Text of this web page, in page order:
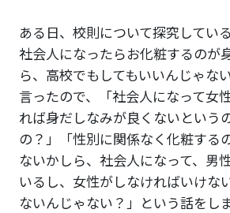
ある日、校則について探究してい
社会人になったらお化粧するのが
ら、高校でもしてもいいんじゃな
言ったので、「社会人になって女
れば身だしなみが良くないという
の？」「性別に関係なく化粧する
ないかしら、社会人になって、男
いるし、女性がしなければいけな
ないんじゃない？」という話をし